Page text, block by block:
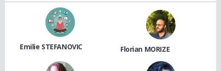
Emilie STEFANOVIC Florian MORIZE